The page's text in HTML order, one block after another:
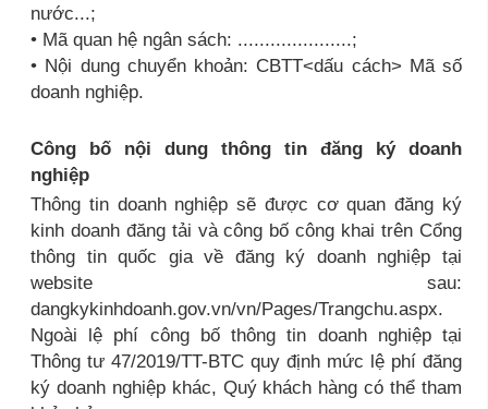
nước...;
• Mã quan hệ ngân sách: .....................;
• Nội dung chuyển khoản: CBTT<dấu cách> Mã số
doanh nghiệp.
Công bố nội dung thông tin đăng ký doanh
nghiệp
Thông tin doanh nghiệp sẽ được cơ quan đăng ký
kinh doanh đăng tải và công bố công khai trên Cổng
thông tin quốc gia về đăng ký doanh nghiệp tại
website sau:
dangkykinhdoanh.gov.vn/vn/Pages/Trangchu.aspx.
Ngoài lệ phí công bố thông tin doanh nghiệp tại
Thông tư 47/2019/TT-BTC quy định mức lệ phí đăng
ký doanh nghiệp khác, Quý khách hàng có thể tham